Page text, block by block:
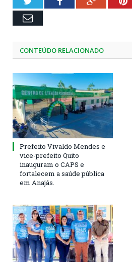
Email
CONTEÚDO RELACIONADO
Prefeito Vivaldo Mendes e
vice-prefeito Quito
inauguram o CAPS e
fortalecem a saúde pública
em Anajás.